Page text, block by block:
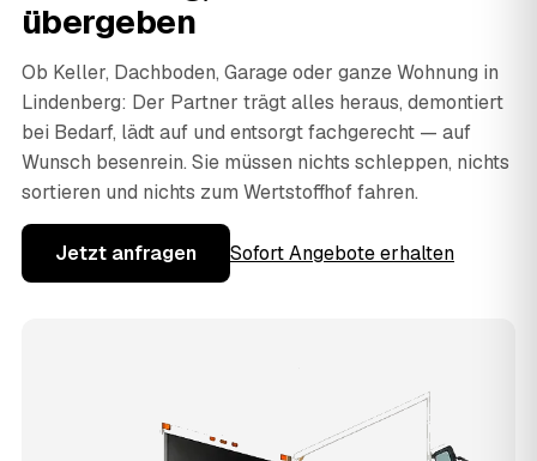
übergeben
Ob Keller, Dachboden, Garage oder ganze Wohnung in
Lindenberg: Der Partner trägt alles heraus, demontiert
bei Bedarf, lädt auf und entsorgt fachgerecht — auf
Wunsch besenrein. Sie müssen nichts schleppen, nichts
sortieren und nichts zum Wertstoffhof fahren.
Jetzt anfragen Sofort Angebote erhalten